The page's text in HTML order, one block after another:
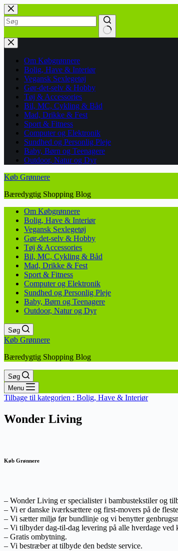
Fortsæt
til
indhold
Ingen
resultater
Om Købgrønnere
Bolig, Have & Interiør
Vegansk Sexlegetøj
Gør-det-selv & Hobby
Tøj & Accessories
Bil, MC, Cykling & Båd
Mad, Drikke & Fest
Sport & Fitness
Computer og Elektronik
Sundhed og Personlig Pleje
Baby, Børn og Teenagere
Outdoor, Natur og Dyr
Køb Grønnere
Bæredygtig Shopping Blog
Om Købgrønnere
Bolig, Have & Interiør
Vegansk Sexlegetøj
Gør-det-selv & Hobby
Tøj & Accessories
Bil, MC, Cykling & Båd
Mad, Drikke & Fest
Sport & Fitness
Computer og Elektronik
Sundhed og Personlig Pleje
Baby, Børn og Teenagere
Outdoor, Natur og Dyr
Søg
Køb Grønnere
Bæredygtig Shopping Blog
Søg
Menu
Tilbage til kategorien : Bolig, Have & Interiør
Wonder Living
Køb Grønnere
– Wonder Living er specialister i bambustekstiler og
– Vi er danske iværksættere og first-movers på de
– Vi sætter miljø før bundlinje og vi benytter
– Vi tilbyder dag-til-dag levering på alle hverdage ved
– Gratis ombytning.
– Vi bestræber at tilbyde den bedste service.